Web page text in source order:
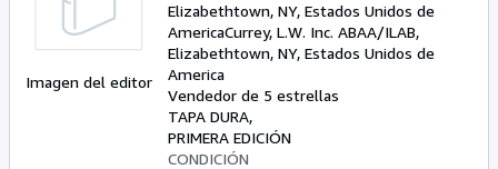
Imagen del editor
Elizabethtown, NY, Estados Unidos de
AmericaCurrey, L.W. Inc. ABAA/ILAB,
Elizabethtown, NY, Estados Unidos de
America
Vendedor de 5 estrellas
TAPA DURA
PRIMERA EDICIÓN
CONDICIÓN